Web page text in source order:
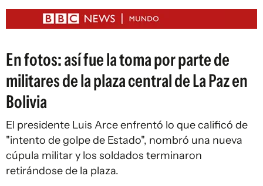
ESTADOS UNIDOS
En fotos: así fue la toma por parte de
militares de la plaza central de La Paz en
Bolivia
El presidente Luis Arce enfrentó lo que calificó de
"intento de golpe de Estado", nombró una nueva
cúpula militar y los soldados terminaron
retirándose de la plaza.